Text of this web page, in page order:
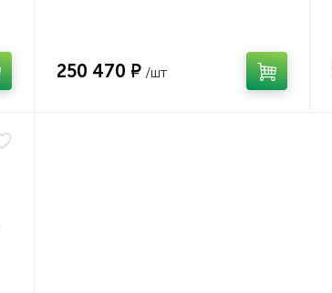
250 470 ₽ /шт